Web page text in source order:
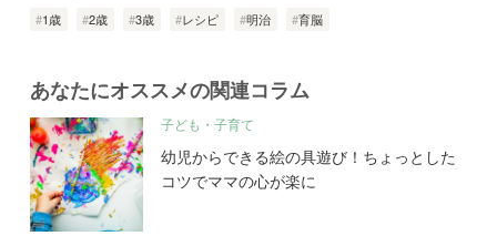
1歳 2歳 3歳 レシピ 明治 育脳
あなたにオススメの関連コラム
子ども・子育て
幼児からできる絵の具遊び！ちょっとした
コツでママの心が楽に